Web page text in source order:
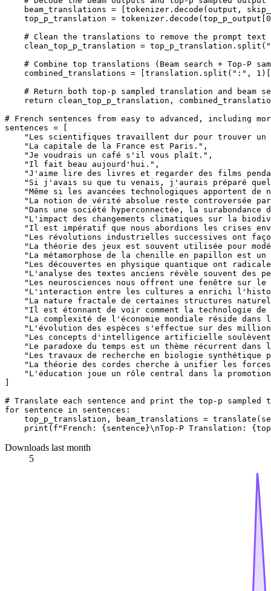
beam_translations = [tokenizer.decode(output,
    top_p_translation = tokenizer.decode(top_p_output[
0
# Clean the translations to remove the prompt text
    clean_top_p_translation = top_p_translation.split(
# Combine top translations (Beam search + Top-P
    combined_translations = [translation.split(
":" , 1
# Return both top-p sampled translation and beam
return clean_top_p_translation,
# French sentences from easy to advanced, including
sentences = [
"Les scientifiques travaillent dur pour trouver un
"La capitale de la France est Paris." ,
"Je voudrais un café s'il vous plaît." ,
"Il fait beau aujourd'hui." ,
"J'aime lire des livres et regarder des films
"Si j'avais su que tu venais, j'aurais préparé
"Même si les avancées technologiques apportent
"La notion de vérité absolue reste controversée
"Dans une société hyperconnectée, la
"L'impact des changements climatiques sur la
"Il est impératif que nous abordions les crises
"Les révolutions industrielles successives ont
"La théorie des jeux est souvent utilisée pour
"La métamorphose de la chenille en papillon est
"Les découvertes en physique quantique ont
"L'analyse des textes anciens révèle souvent des
"Les neurosciences nous offrent une fenêtre sur
"L'interaction entre les cultures a enrichi
"La nature fractale de certaines structures
"Il est étonnant de voir comment la technologie
"La complexité de l'économie mondiale réside
"L'évolution des espèces s'effectue sur des
"Les concepts d'intelligence artificielle soulèvent
"Le paradoxe du temps est un thème récurrent
"Les travaux de recherche en biologie synthétique
"La théorie des cordes cherche à unifier les
"L'éducation joue un rôle central dans la
# Translate each sentence and print the top-p sampled
for sentence in sentences:
top_p_translation, beam_translations =
print ( f"French: {sentence}\nTop-P Translation:
Downloads last month
5